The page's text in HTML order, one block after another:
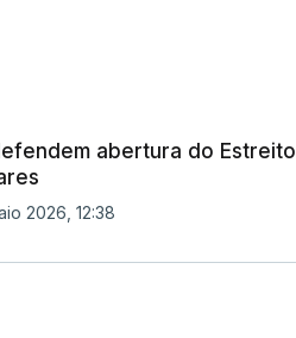
abertura do
2026, 12:38